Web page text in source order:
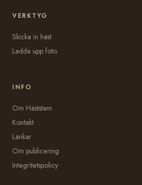
VERKTYG
Skicka in häst
Ladda upp foto
INFO
Om Häststam
Kontakt
Länkar
Om publicering
Integritetspolicy